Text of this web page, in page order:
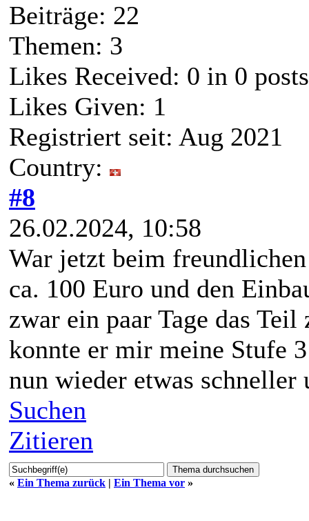
Beiträge: 22
Themen: 3
Likes Received: 0 in 0 posts
Likes Given: 1
Registriert seit: Aug 2021
Country:
#8
26.02.2024, 10:58
War jetzt beim
ca. 100 Euro und den
zwar ein paar Tage das
konnte er mir meine Stufe
nun wieder etwas schneller
Suchen
Zitieren
« Ein Thema zurück | Ein Thema vor »